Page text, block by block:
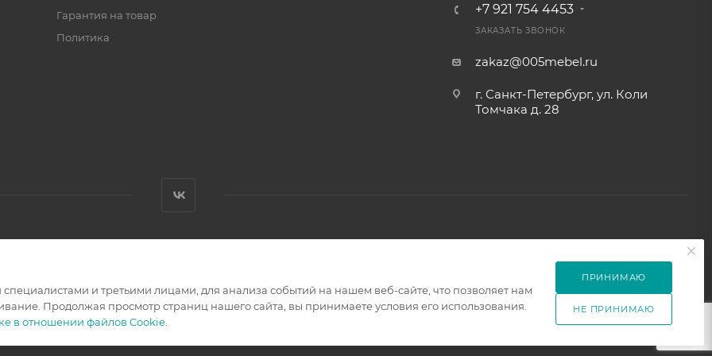
Гарантия на товар
Политика
+7 921 754 4453
ЗАКАЗАТЬ ЗВОНОК
zakaz@005mebel.ru
г. Санкт-Петербург, ул. Коли
Томчака д. 28
и третьими лицами, для анализа событий на нашем веб-сайте, что позволяет нам
Продолжая просмотр страниц нашего сайта, вы принимаете условия его использования.
в отношении файлов Cookie
ПРИНИМАЮ
НЕ ПРИНИМАЮ